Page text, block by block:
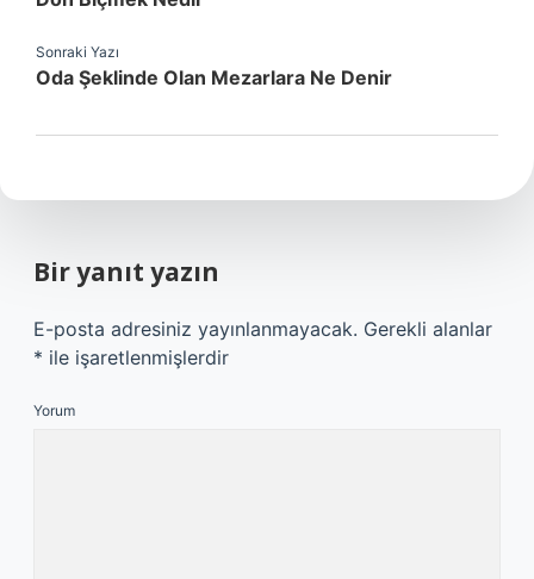
Sonraki Yazı
Oda Şeklinde Olan Mezarlara Ne Denir
Bir yanıt yazın
E-posta adresiniz yayınlanmayacak. Gerekli alanlar
* ile işaretlenmişlerdir
Yorum